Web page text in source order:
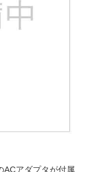
ACアダプタが付属